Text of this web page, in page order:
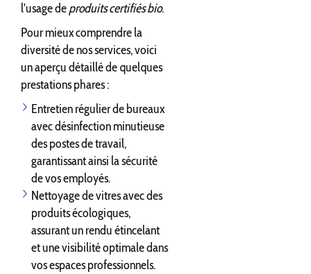
l'usage deproduits certifiés bio.
Pour mieux comprendre la
diversité de nos services, voici
un aperçu détaillé de quelques
prestations phares :
Entretien régulier de bureaux
avec désinfection minutieuse
des postes de travail,
garantissant ainsi la sécurité
de vos employés.
Nettoyage de vitres avec des
produits écologiques,
assurant un rendu étincelant
et une visibilité optimale dans
vos espaces professionnels.